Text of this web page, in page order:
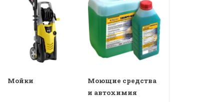
Мойки
Моющие средства
и автохимия